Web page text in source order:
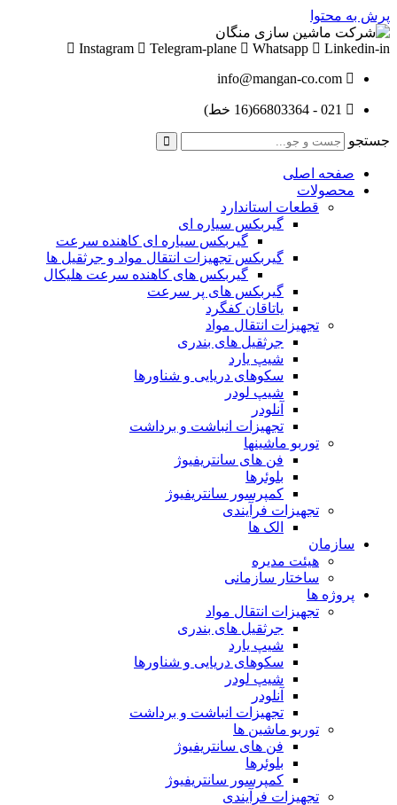
پرش به محتوا
Instagram Telegram-plane Whatsapp
Linkedin-in
info@mangan-co.com
021 - 66803364(16 خط)
جستجو
صفحه اصلی
محصولات
قطعات استاندارد
گيربكس سياره ای
گيربكس سياره ای كاهنده سرعت
گيربكس تجهيزات انتقال مواد و جرثقيل ها
گيربكس های كاهنده سرعت هليكال
گيربكس های پر سرعت
ياتاقان كفگرد
تجهیزات انتقال مواد
جرثقیل های بندری
شیپ یارد
سکوهای دریایی و شناورها
شیپ لودر
آنلودر
تجهیزات انباشت و برداشت
توربو ماشینها
فن های سانتریفیوژ
بلوئرها
کمپرسور سانتریفیوژ
تجهیزات فرآیندی
الک ها
سازمان
هيئت مديره
ساختار سازمانی
پروژه ها
تجهيزات انتقال مواد
جرثقيل های بندری
شيپ يارد
سكوهای دريايی و شناورها
شيپ لودر
آنلودر
تجهيزات انباشت و برداشت
توربو ماشين ها
فن های سانتريفيوژ
بلوئرها
کمپرسور سانتریفیوژ
تجهیزات فرآیندی